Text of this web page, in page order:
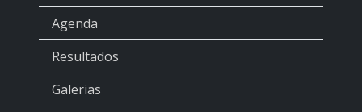
Agenda
Resultados
Galerias